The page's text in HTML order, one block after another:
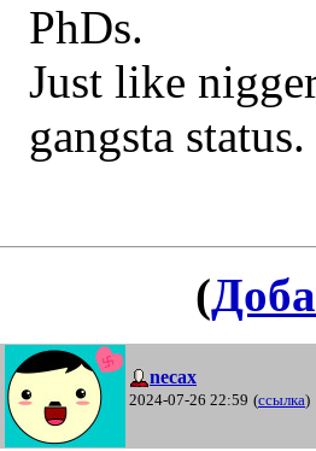
PhDs.
Just like
gangsta status.
(
necax
2024-07-26 22:59 (ссылка)